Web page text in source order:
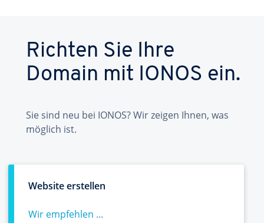
Richten Sie Ihre
Domain mit IONOS ein.
Sie sind neu bei IONOS? Wir zeigen Ihnen, was
möglich ist.
Website erstellen
Wir empfehlen ...